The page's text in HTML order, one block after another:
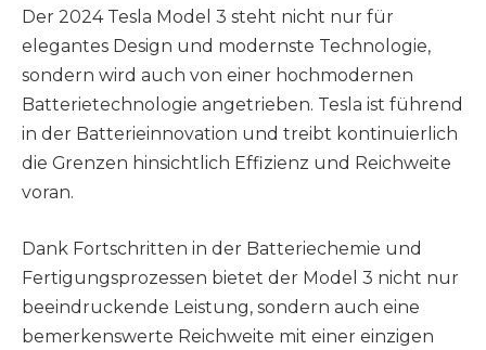
Der 2024 Tesla Model 3 steht nicht nur für
elegantes Design und modernste Technologie,
sondern wird auch von einer hochmodernen
Batterietechnologie angetrieben. Tesla ist führend
in der Batterieinnovation und treibt kontinuierlich
die Grenzen hinsichtlich Effizienz und Reichweite
voran.
Dank Fortschritten in der Batteriechemie und
Fertigungsprozessen bietet der Model 3 nicht nur
beeindruckende Leistung, sondern auch eine
bemerkenswerte Reichweite mit einer einzigen